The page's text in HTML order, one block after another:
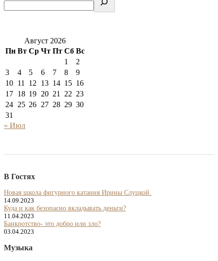
Август 2026
Пн Вт Ср Чт Пт Сб Вс
1
2
3
4 5 6 7 8
9
10 11 12 13 14 15 16
17 18 19 20 21 22 23
24 25 26 27 28 29 30
31
« Июл
В Гостях
Новая школа фигурного катания Ирины Слуцкой.
14.09.2023
Куда и как безопасно вкладывать деньги?
11.04.2023
Банкротство- это добро или зло?
03.04.2023
Музыка